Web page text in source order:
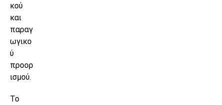
κού
και
παραγ
ωγικο
ύ
προορ
ισμού.
Το